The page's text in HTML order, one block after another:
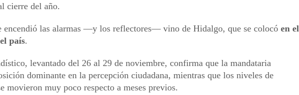
cierre del año.
encendió las alarmas —y los reflectores— vino de Hidalgo, que se colocó en el
país.
levantado del 26 al 29 de noviembre, confirma que la mandataria
dominante en la percepción ciudadana, mientras que los niveles de
movieron muy poco respecto a meses previos.